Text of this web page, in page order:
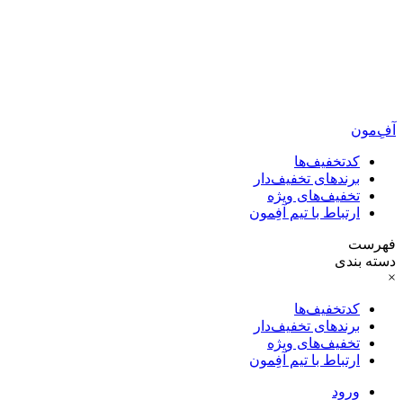
آفِ‌مون
کدتخفیف‌ها
برندهای تخفیف‌دار
تخفیف‌های ویژه
ارتباط با تیم آفِمون
فهرست
دسته بندی
×
کدتخفیف‌ها
برندهای تخفیف‌دار
تخفیف‌های ویژه
ارتباط با تیم آفِمون
ورود